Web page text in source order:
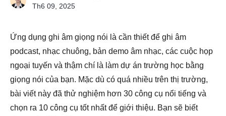
Th6 09, 2025
Ứng dụng ghi âm giọng nói là cần thiết để ghi âm
podcast, nhạc chuông, bản demo âm nhạc, các cuộc họp
ngoại tuyến và thậm chí là làm dự án trường học bằng
giọng nói của bạn. Mặc dù có quá nhiều trên thị trường,
bài viết này đã thử nghiệm hơn 30 công cụ nổi tiếng và
chọn ra 10 công cụ tốt nhất để giới thiệu. Bạn sẽ biết